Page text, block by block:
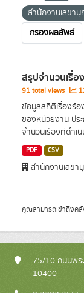
สำนักงานเลขานุ
กรองผลลัพธ์
สรุปจำนวนเรื่
91 total views
ข้อมูลสถิติเรื่องร้อ
ของหน่วยงาน ปร
จำนวนเรื่องที่ดำเ
PDF CSV
สำนักงานเลขา
คุณสามารถเข้าถึงค
75/10 ถนนพร
10400